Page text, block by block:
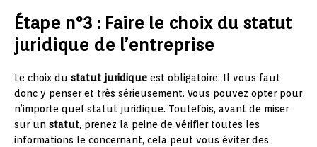
Étape n°3 : Faire le choix du statut
juridique de l’entreprise
Le choix du statut juridique est obligatoire. Il vous faut
donc y penser et très sérieusement. Vous pouvez opter pour
n’importe quel statut juridique. Toutefois, avant de miser
sur un statut, prenez la peine de vérifier toutes les
informations le concernant, cela peut vous éviter des